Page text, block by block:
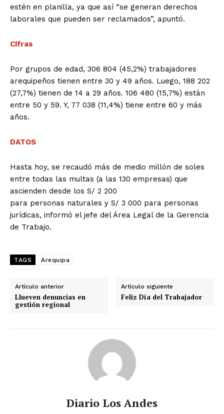
estén en planilla, ya que así “se generan derechos
laborales que pueden ser reclamados”, apuntó.
Cifras
Por grupos de edad, 306 804 (45,2%) trabajadores
arequipeños tienen entre 30 y 49 años. Luego, 188 202
(27,7%) tienen de 14 a 29 años. 106 480 (15,7%) están
entre 50 y 59. Y, 77 038 (11,4%) tiene entre 60 y más
años.
DATOS
Hasta hoy, se recaudó más de medio millón de soles
entre todas las multas (a las 130 empresas) que
ascienden desde los S/ 2 200
para personas naturales y S/ 3 000 para personas
jurídicas, informó el jefe del Área Legal de la Gerencia
de Trabajo.
TAGS Arequipa
Artículo anterior
Llueven denuncias en
gestión regional
Artículo siguiente
Feliz Día del Trabajador
Diario Los Andes